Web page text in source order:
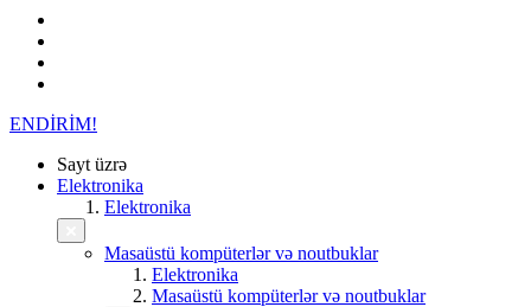
ENDİRİM!
Sayt üzrə
Elektronika
Elektronika
Masaüstü kompüterlər və noutbuklar
Elektronika
Masaüstü kompüterlər və noutbuklar